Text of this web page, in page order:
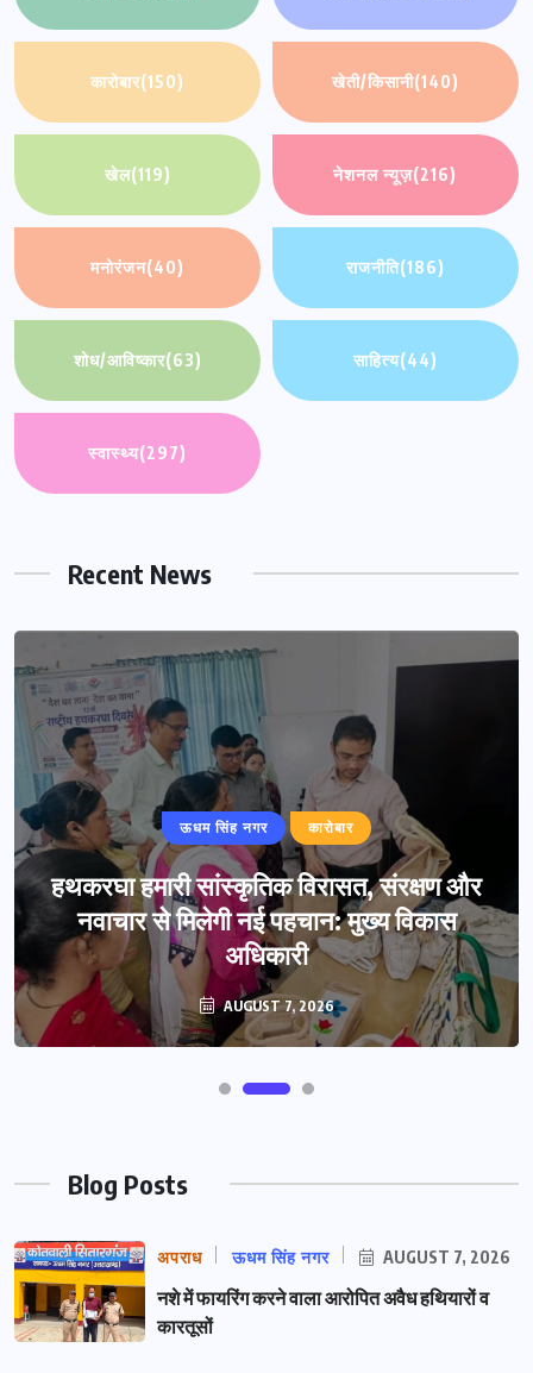
कारोबार(150) खेती/किसानी(140)
खेल(119) नेशनल न्यूज़(216)
मनोरंजन(40) राजनीति(186)
शोध/आविष्कार(63) साहित्य(44)
स्वास्थ्य(297)
Recent News
ऊधम सिंह नगर कारोबार
हथकरघा हमारी सांस्कृतिक विरासत, संरक्षण और
नवाचार से मिलेगी नई पहचान: मुख्य विकास
अधिकारी
AUGUST 7, 2026
Blog Posts
अपराध ऊधम सिंह नगर AUGUST 7, 2026
नशे में फायरिंग करने वाला आरोपित अवैध हथियारों व
कारतूसों